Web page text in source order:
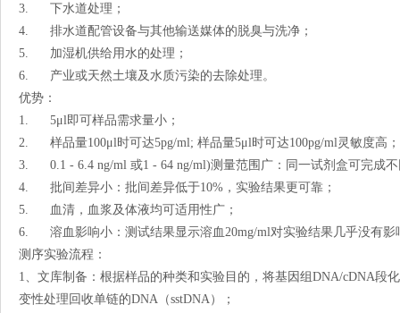
3. 下水道处理；
4. 排水道配管设备与其他输送媒体的脱臭与洗净；
5. 加湿机供给用水的处理；
6. 产业或天然土壤及水质污染的去除处理。
优势：
1. 5μl即可样品需求量小；
2. 样品量100μl时可达5pg/ml; 样品量5μl时可达100pg/ml灵敏度高；
3. 0.1 - 6.4 ng/ml 或1 - 64 ng/ml)测量范围广：同一试剂盒可完成
4. 批间差异小：批间差异低于10%，实验结果更可靠；
5. 血清，血浆及体液均可适用性广；
6. 溶血影响小：测试结果显示溶血20mg/ml对实验结果几乎
测序实验流程：
1、文库制备：根据样品的种类和实验目的，将基因组DNA/cDNA段
变性处理回收单链的DNA（sstDNA）；